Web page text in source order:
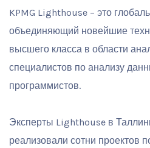
KPMG Lighthouse – это
объединяющий новейшие
высшего класса в области
специалистов по анализу
программистов.
Эксперты Lighthouse в
реализовали сотни проектов